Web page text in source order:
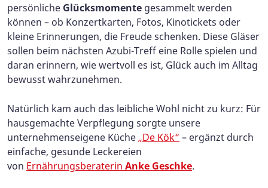
persönliche Glücksmomente gesammelt werden
können – ob Konzertkarten, Fotos, Kinotickets oder
kleine Erinnerungen, die Freude schenken. Diese Gläser
sollen beim nächsten Azubi-Treff eine Rolle spielen und
daran erinnern, wie wertvoll es ist, Glück auch im Alltag
bewusst wahrzunehmen.
Natürlich kam auch das leibliche Wohl nicht zu kurz: Für
hausgemachte Verpflegung sorgte unsere
unternehmenseigene Küche„De Kök“ – ergänzt durch
einfache, gesunde Leckereien
von Ernährungsberaterin Anke Geschke.